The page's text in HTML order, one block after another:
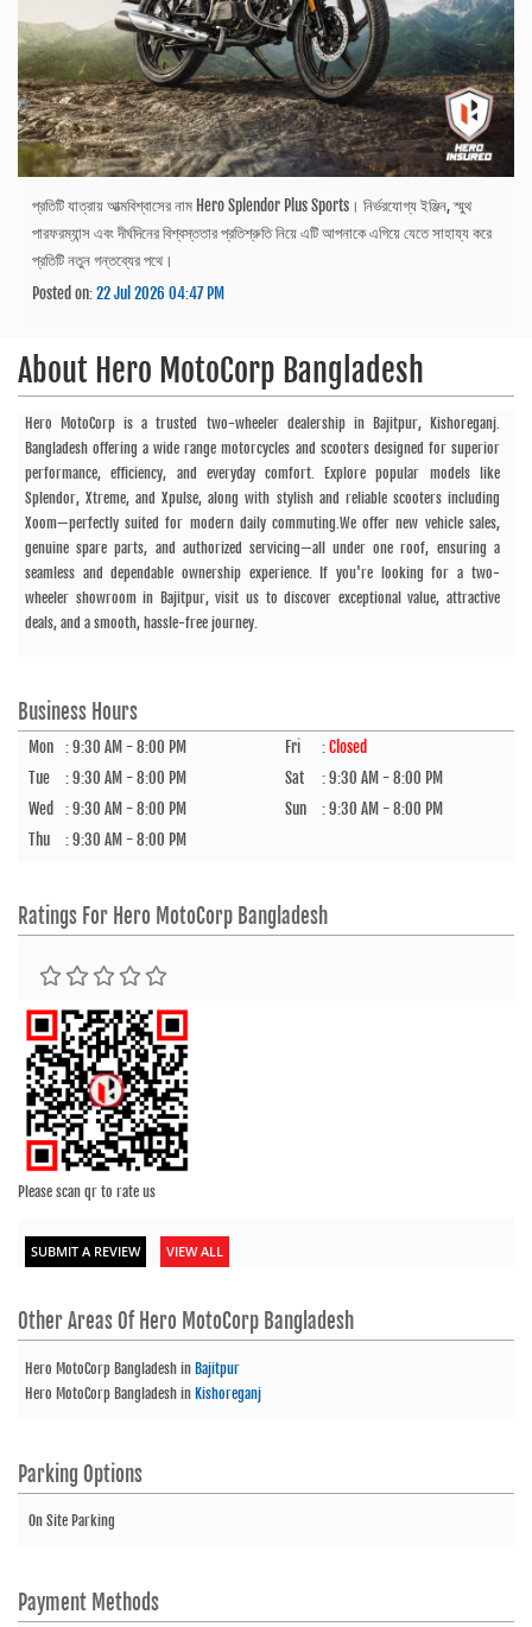
প্রতিটি যাত্রায় আত্মবিশ্বাসের নাম Hero Splendor Plus Sports। নির্ভরযোগ্য ইঞ্জিন, স্মুথ
পারফরম্যান্স এবং দীর্ঘদিনের বিশ্বস্ততার প্রতিশ্রুতি নিয়ে এটি আপনাকে এগিয়ে যেতে সাহায্য করে
প্রতিটি নতুন গন্তব্যের পথে।
Posted on:22 Jul 2026 04:47 PM
About Hero MotoCorp Bangladesh
Hero MotoCorp is a trusted two-wheeler dealership in Bajitpur, Kishoreganj.
Bangladesh offering a wide range motorcycles and scooters designed for superior
performance, efficiency, and everyday comfort. Explore popular models like
Splendor, Xtreme, and Xpulse, along with stylish and reliable scooters including
Xoom—perfectly suited for modern daily commuting.We offer new vehicle sales,
genuine spare parts, and authorized servicing—all under one roof, ensuring a
seamless and dependable ownership experience. If you're looking for a two-
wheeler showroom in Bajitpur, visit us to discover exceptional value, attractive
deals, and a smooth, hassle-free journey.
Business Hours
Mon :9:30 AM - 8:00 PM
Tue
:9:30 AM - 8:00 PM
Wed
:9:30 AM - 8:00 PM
Thu
:9:30 AM - 8:00 PM
Fri :Closed
Sat
:9:30 AM - 8:00 PM
Sun
:9:30 AM - 8:00 PM
Ratings For Hero MotoCorp Bangladesh
Please scan qr to rate us
SUBMIT A REVIEW VIEW ALL
Other Areas Of Hero MotoCorp Bangladesh
Hero MotoCorp BangladeshinBajitpur
Hero MotoCorp BangladeshinKishoreganj
Parking Options
On Site Parking
Payment Methods